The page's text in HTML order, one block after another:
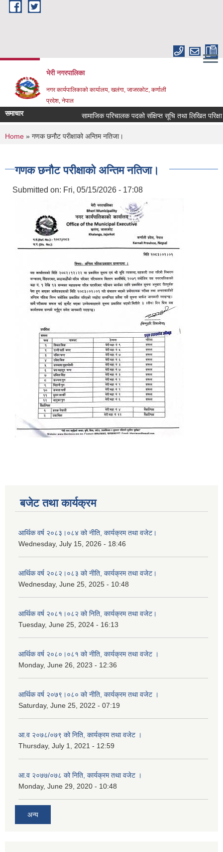
Skip to main content
भेरी नगरपालिका
नगर कार्यपालिकाको कार्यालय, खलंगा, जाजरकोट, कर्णाली
प्रदेश, नेपाल
समाचार सामाजिक परिचालक पदको संक्षिप्त सूचि तथा लिखित परिक्षा
You are here
Home » गणक छनौट परीक्षाको अन्तिम नतिजा।
गणक छनौट परीक्षाको अन्तिम नतिजा।
Submitted on: Fri, 05/15/2026 - 17:08
बजेट तथा कार्यक्रम
आर्थिक वर्ष २०८३।०८४ को नीति, कार्यक्रम तथा वजेट।
Wednesday, July 15, 2026 - 18:46
आर्थिक वर्ष २०८२।०८३ को नीति, कार्यक्रम तथा वजेट।
Wednesday, June 25, 2025 - 10:48
आर्थिक वर्ष २०८१।०८२ को निति, कार्यक्रम तथा वजेट।
Tuesday, June 25, 2024 - 16:13
आर्थिक वर्ष २०८०।०८१ को नीति, कार्यक्रम तथा वजेट ।
Monday, June 26, 2023 - 12:36
आर्थिक वर्ष २०७९।०८० को नीति, कार्यक्रम तथा वजेट ।
Saturday, June 25, 2022 - 07:19
आ.व २०७८/०७९ को निति, कार्यक्रम तथा वजेट ।
Thursday, July 1, 2021 - 12:59
आ.व २०७७/०७८ को निति, कार्यक्रम तथा वजेट ।
Monday, June 29, 2020 - 10:48
अन्य